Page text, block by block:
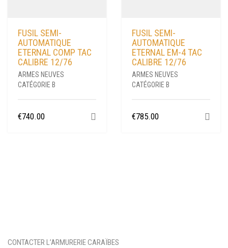
FUSIL SEMI-
AUTOMATIQUE
ETERNAL COMP TAC
CALIBRE 12/76
ARMES NEUVES
CATÉGORIE B
€740.00
FUSIL SEMI-
AUTOMATIQUE
ETERNAL EM-4 TAC
CALIBRE 12/76
ARMES NEUVES
CATÉGORIE B
€785.00
CONTACTER L’ARMURERIE CARAÏBES